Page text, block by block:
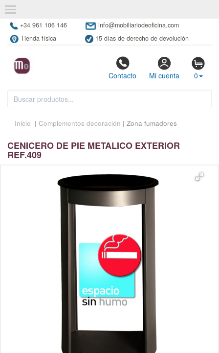
+34 961 106 146
info@mobiliariodeoficina.com
Tienda física
15 días de derecho de devolución
Contacto Mi cuenta 0
Inicio | Complementos decoración | Zona fumadores
CENICERO DE PIE METALICO EXTERIOR
REF.409